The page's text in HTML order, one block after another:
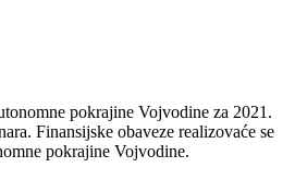
pokrajine Vojvodine za 2021.
Finansijske obaveze realizovaće se
pokrajine Vojvodine.